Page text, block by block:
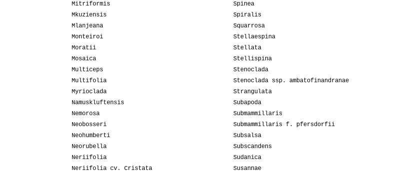
Mitriformis
Mkuziensis
Mlanjeana
Monteiroi
Moratii
Mosaica
Multiceps
Multifolia
Myrioclada
Namuskluftensis
Nemorosa
Neobosseri
Neohumberti
Neorubella
Neriifolia
Neriifolia cv. Cristata
Spinea
Spiralis
Squarrosa
Stellaespina
Stellata
Stellispina
Stenoclada
Stenoclada ssp. ambatofinandranae
Strangulata
Subapoda
Submammillaris
Submammillaris f. pfersdorfii
Subsalsa
Subscandens
Sudanica
Susannae